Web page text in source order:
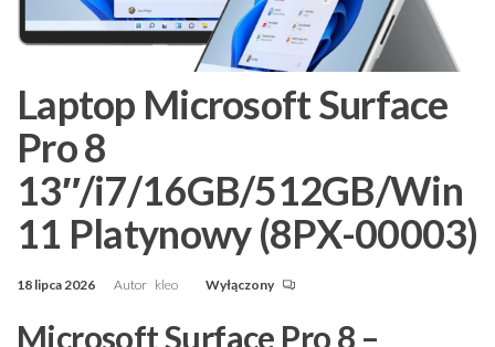
Laptop Microsoft Surface
Pro 8
13″/i7/16GB/512GB/Win
11 Platynowy (8PX-00003)
18 lipca 2026 Autor kleo Wyłączony
Microsoft Surface Pro 8 –